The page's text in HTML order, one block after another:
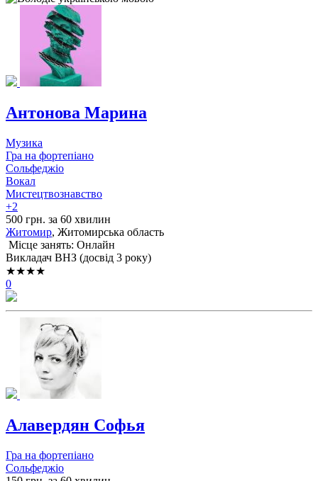
Антонова Марина
Музика
Гра на фортепіано
Сольфеджіо
Вокал
Мистецтвознавство
+2
500 грн. за 60 хвилин
Житомир, Житомирська область
Місце занять: Онлайн
Викладач ВНЗ (досвід 3 року)
★★★★
0
Алавердян Софья
Гра на фортепіано
Сольфеджіо